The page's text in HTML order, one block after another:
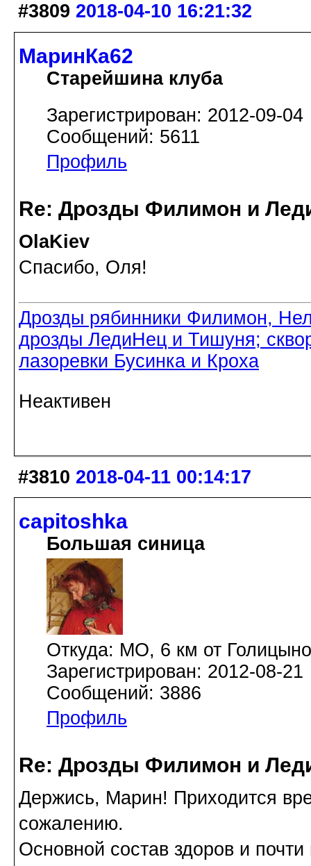
#3809 2018-04-10 16:21:32
МаринКа62
Старейшина клуба
Зарегистрирован: 2012-09-04
Сообщений: 5611
Профиль
Re: Дрозды Филимон и
OlaKiev
Спасибо, Оля!
Дрозды рябинники Филимон,
дрозды ЛедиНец и Тишуня;
лазоревки Бусинка и Кроха
Неактивен
#3810 2018-04-11 00:14:17
capitoshka
Большая синица
Откуда: МО, 6 км от Голицыно
Зарегистрирован: 2012-08-21
Сообщений: 3886
Профиль
Re: Дрозды Филимон и
Держись, Марин! Приходится
сожалению.
Основной состав здоров и